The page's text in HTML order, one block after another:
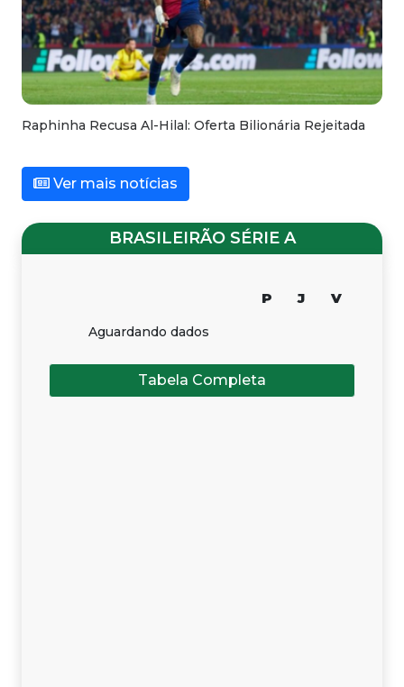
Raphinha Recusa Al-Hilal: Oferta Bilionária Rejeitada
Ver mais notícias
BRASILEIRÃO SÉRIE A
P J V
Aguardando dados
Tabela Completa